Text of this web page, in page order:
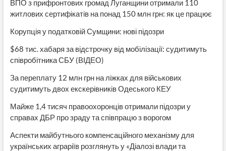
ВПО з прифронтових громад Луганщини отримали 110
житлових сертифікатів на понад 150 млн грн: як це працює
Корупція у податковій Сумщини: нові підозри
$68 тис. хабаря за відстрочку від мобілізації: судитимуть
співробітника СБУ (ВІДЕО)
За переплату 12 млн грн на ліжках для військових
судитимуть двох екскерівників Одеського КЕУ
Майже 1,4 тисяч правоохоронців отримали підозри у
справах ДБР про зраду та співпрацю з ворогом
Аспекти майбутнього компенсаційного механізму для
українських аграріїв розглянуть у «Діалозі влади та